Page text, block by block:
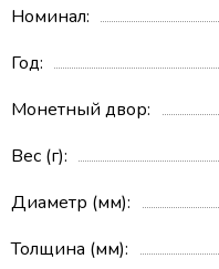
Номинал
Год
Монетный двор
Вес (г)
Диаметр (мм)
Толщина (мм)